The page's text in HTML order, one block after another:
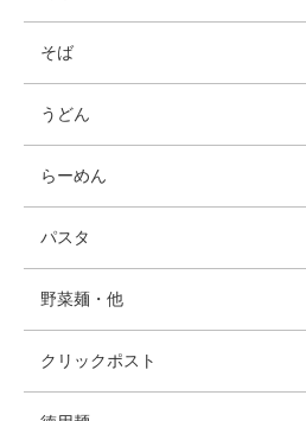
そば
うどん
らーめん
パスタ
野菜麺・他
クリックポスト